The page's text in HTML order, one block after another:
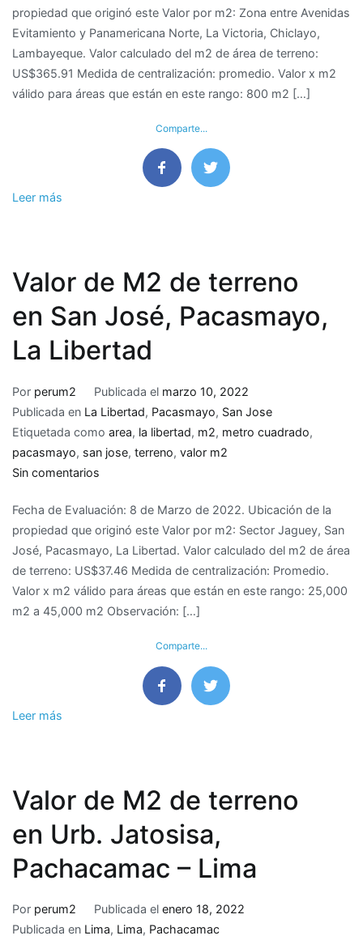
M2
de
terreno
en
La
Lambayeque
propiedad que originó este Valor por m2: Zona entre Avenidas
Evitamiento y Panamericana Norte, La Victoria, Chiclayo,
Lambayeque. Valor calculado del m2 de área de terreno:
US$365.91 Medida de centralización: promedio. Valor x m2
válido para áreas que están en este rango: 800 m2 […]
Comparte...
Leer más
Valor de M2 de terreno
en San José, Pacasmayo,
La Libertad
Por perum2 Publicada el marzo 10, 2022
Publicada en La Libertad, Pacasmayo, San Jose
Etiquetada como area, la libertad, m2, metro cuadrado,
pacasmayo, san jose, terreno, valor m2
Sin comentarios
de
M2
de
terreno
en
San
Pacasmayo,
Libertad
Fecha de Evaluación: 8 de Marzo de 2022. Ubicación de la
propiedad que originó este Valor por m2: Sector Jaguey, San
José, Pacasmayo, La Libertad. Valor calculado del m2 de área
de terreno: US$37.46 Medida de centralización: Promedio.
Valor x m2 válido para áreas que están en este rango: 25,000
m2 a 45,000 m2 Observación: […]
Comparte...
Leer más
Valor de M2 de terreno
en Urb. Jatosisa,
Pachacamac – Lima
Por perum2 Publicada el enero 18, 2022
Publicada en Lima, Lima, Pachacamac